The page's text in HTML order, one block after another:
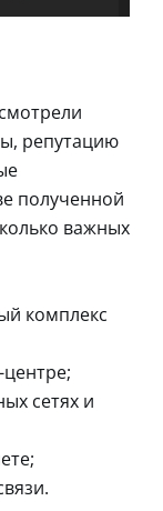
репутацию
полученной
важных
комплекс
сетях и